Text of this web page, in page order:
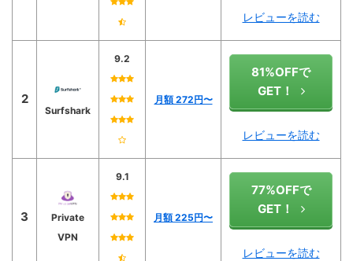
レビューを読む
2
Surfshark
9.2
月額 272円〜
81%OFFで
GET！
レビューを読む
3
Private
VPN
9.1
月額 225円〜
77%OFFで
GET！
レビューを読む